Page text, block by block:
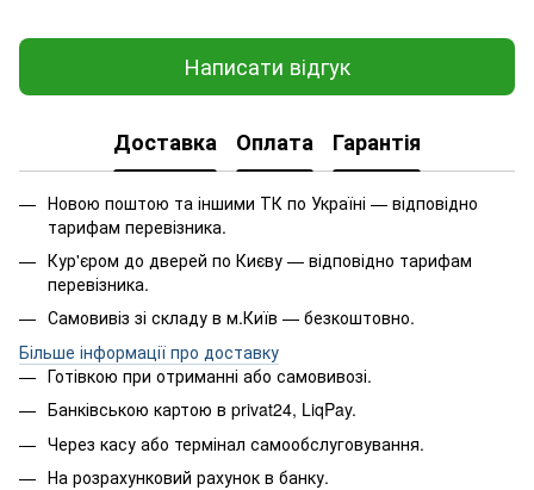
Написати відгук
Доставка Оплата Гарантія
Новою поштою та іншими ТК по Україні — відповідно
тарифам перевізника.
Кур'єром до дверей по Києву — відповідно тарифам
перевізника.
Самовивіз зі складу в м.Київ — безкоштовно.
Більше інформації про доставку
Готівкою при отриманні або самовивозі.
Банківською картою в privat24, LiqPay.
Через касу або термінал самообслуговування.
На розрахунковий рахунок в банку.